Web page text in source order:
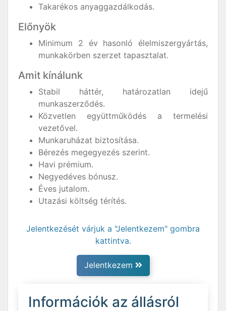
Takarékos anyaggazdálkodás.
Előnyök
Minimum 2 év hasonló élelmiszergyártás,
munkakörben szerzet tapasztalat.
Amit kínálunk
Stabil háttér, határozatlan idejű
munkaszerződés.
Közvetlen együttműködés a termelési
vezetővel.
Munkaruházat biztosítása.
Bérezés megegyezés szerint.
Havi prémium.
Negyedéves bónusz.
Éves jutalom.
Utazási költség térítés.
Jelentkezését várjuk a "Jelentkezem" gombra
kattintva.
Jelentkezem
Információk az állásról